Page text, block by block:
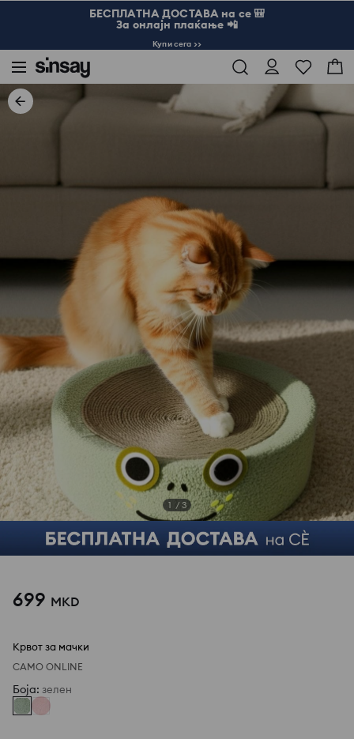
БЕСПЛАТНА ДОСТАВА на се 🎒
За онлајн плаќање 📲
Купи сега >>
1 / 3
699 MKD
Крвот за мачки
САМО ONLINE
Боја: зелен